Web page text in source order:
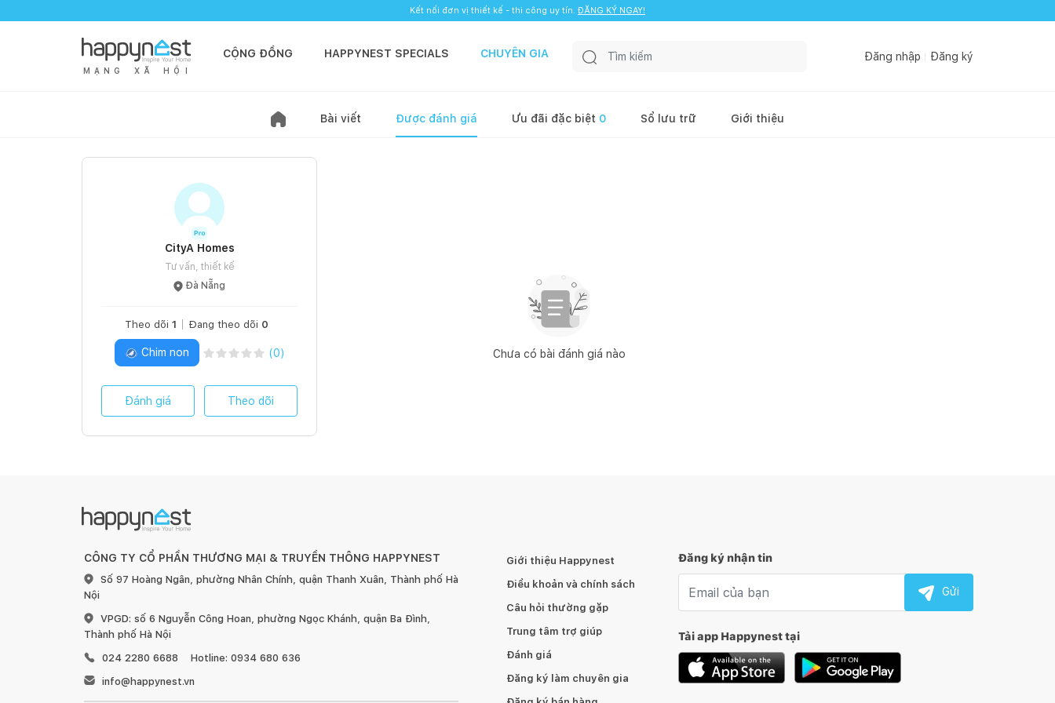
Kết nối đơn vị thiết kế - thi công uy tín. ĐĂNG KÝ NGAY!
M Ạ N G X Ã H Ộ I
CỘNG ĐỒNG HAPPYNEST SPECIALS CHUYÊN GIA Đăng nhập Đăng ký
Bài viết Được đánh giá Ưu đãi đặc biệt 0 Sổ lưu trữ Giới thiệu
CityA Homes
Tư vấn, thiết kế
Đà Nẵng
Theo dõi 1 Đang theo dõi 0
Chim non (0)
Đánh giá Theo dõi
Chưa có bài đánh giá nào
CÔNG TY CỔ PHẦN THƯƠNG MẠI & TRUYỀN THÔNG HAPPYNEST
Số 97 Hoàng Ngân, phường Nhân Chính, quận Thanh Xuân, Thành phố Hà
Nội
VPGD: số 6 Nguyễn Công Hoan, phường Ngọc Khánh, quận Ba Đình,
Thành phố Hà Nội
024 2280 6688
Hotline: 0934 680 636
info@happynest.vn
Giới thiệu Happynest
Điều khoản và chính sách
Câu hỏi thường gặp
Trung tâm trợ giúp
Đánh giá
Đăng ký làm chuyên gia
Đăng ký nhận tin
Gửi
Tải app Happynest tại